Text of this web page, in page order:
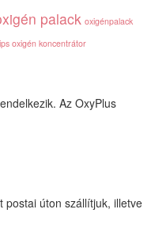
palack oxigénpalack
oxigén koncentrátor
Az OxyPlus
úton szállítjuk, illetve